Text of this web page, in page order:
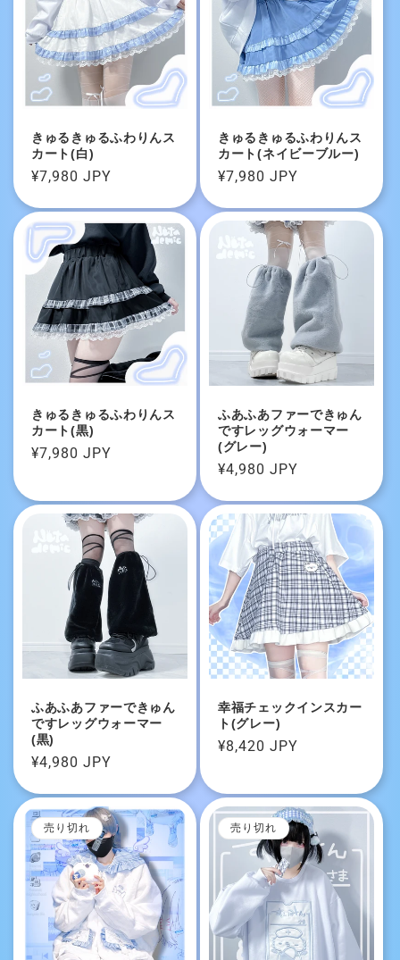
きゅるきゅるふわりんス
カート(白)
通
価
格
¥7,980 JPY
きゅるきゅるふわりんス
カート(ネイビーブルー)
通
価
¥7,980 JPY
きゅるきゅるふわりんス
カート(黒)
通
価
¥7,980 JPY
ふあふあファーできゅん
ですレッグウォーマー
(グレー)
通
価
格
¥4,980 JPY
ふあふあファーできゅん
ですレッグウォーマー
(黒)
通
価
格
¥4,980 JPY
幸福チェックインスカー
ト(グレー)
通
価
格
¥8,420 JPY
売り切れ 売り切れ